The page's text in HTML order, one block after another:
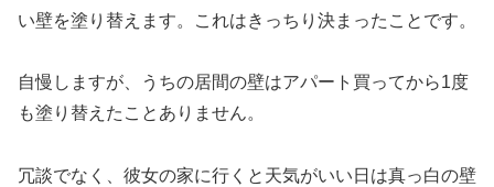
い壁を塗り替えます。これはきっちり決まったことです。
自慢しますが、うちの居間の壁はアパート買ってから1度
も塗り替えたことありません。
冗談でなく、彼女の家に行くと天気がいい日は真っ白の壁